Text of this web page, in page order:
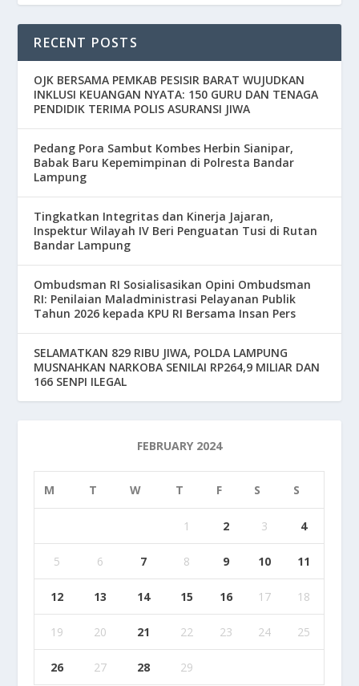
RECENT POSTS
OJK BERSAMA PEMKAB PESISIR BARAT WUJUDKAN
INKLUSI KEUANGAN NYATA: 150 GURU DAN TENAGA
PENDIDIK TERIMA POLIS ASURANSI JIWA
Pedang Pora Sambut Kombes Herbin Sianipar,
Babak Baru Kepemimpinan di Polresta Bandar
Lampung
Tingkatkan Integritas dan Kinerja Jajaran,
Inspektur Wilayah IV Beri Penguatan Tusi di Rutan
Bandar Lampung
Ombudsman RI Sosialisasikan Opini Ombudsman
RI: Penilaian Maladministrasi Pelayanan Publik
Tahun 2026 kepada KPU RI Bersama Insan Pers
SELAMATKAN 829 RIBU JIWA, POLDA LAMPUNG
MUSNAHKAN NARKOBA SENILAI RP264,9 MILIAR DAN
166 SENPI ILEGAL
FEBRUARY 2024
M T W T F S S
1 2 3 4
5 6 7 8 9 10 11
12 13 14 15 16 17 18
19 20 21 22 23 24 25
26 27 28
29